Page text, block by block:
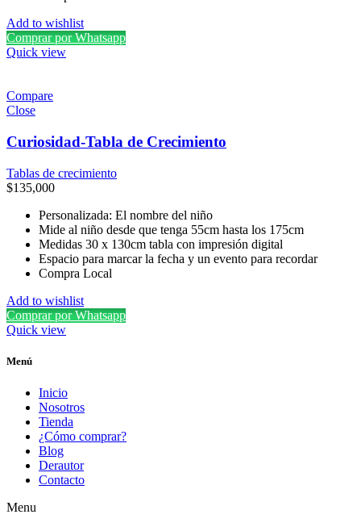
Add to wishlist
Comprar por Whatsapp
Quick view
Compare
Close
Curiosidad-Tabla de Crecimiento
Tablas de crecimiento
$135,000
Personalizada: El nombre del niño
Mide al niño desde que tenga 55cm hasta los 175cm
Medidas 30 x 130cm tabla con impresión digital
Espacio para marcar la fecha y un evento para recordar
Compra Local
Add to wishlist
Comprar por Whatsapp
Quick view
Menú
Inicio
Nosotros
Tienda
¿Cómo comprar?
Blog
Derautor
Contacto
Menu